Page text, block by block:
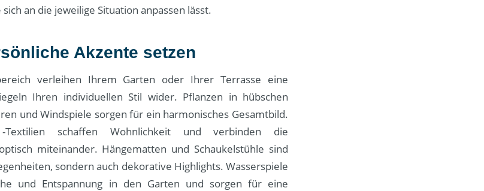
an die jeweilige Situation anpassen lässt.
Akzente setzen
verleihen Ihrem Garten oder Ihrer Terrasse eine
Ihren individuellen Stil wider. Pflanzen in hübschen
und Windspiele sorgen für ein harmonisches Gesamtbild.
-Textilien schaffen Wohnlichkeit und verbinden die
miteinander. Hängematten und Schaukelstühle sind
sondern auch dekorative Highlights. Wasserspiele
und Entspannung in den Garten und sorgen für eine